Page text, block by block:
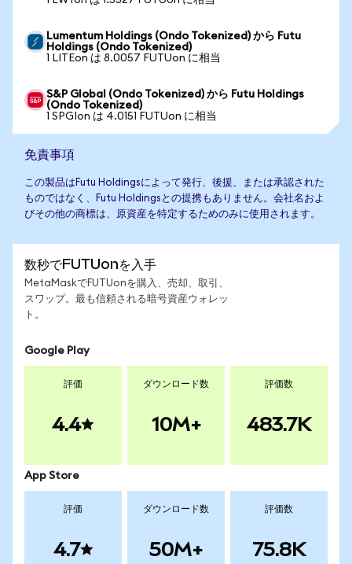
Lumentum Holdings (Ondo Tokenized) から Futu
Holdings (Ondo Tokenized)
1 LITEon は 8.0057 FUTUon に相当
S&P Global (Ondo Tokenized) から Futu Holdings
(Ondo Tokenized)
1 SPGIon は 4.0151 FUTUon に相当
免責事項
この製品はFutu Holdingsによって発行、後援、または承認された
ものではなく、Futu Holdingsとの提携もありません。会社名およ
びその他の商標は、原資産を特定するためのみに使用されます。
数秒でFUTUonを入手
MetaMaskでFUTUonを購入、売却、取引、
スワップ。最も信頼される暗号資産ウォレッ
ト。
Google Play
評価
4.4
ダウンロード数
10M+
評価数
483.7K
App Store
評価
4.7
ダウンロード数
50M+
評価数
75.8K